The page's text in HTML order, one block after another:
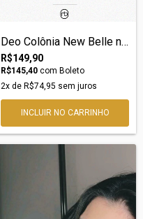
Deo Colônia New Belle nº31 – Inspiração...
R$149,90
R$145,40 com Boleto
2x de R$74,95 sem juros